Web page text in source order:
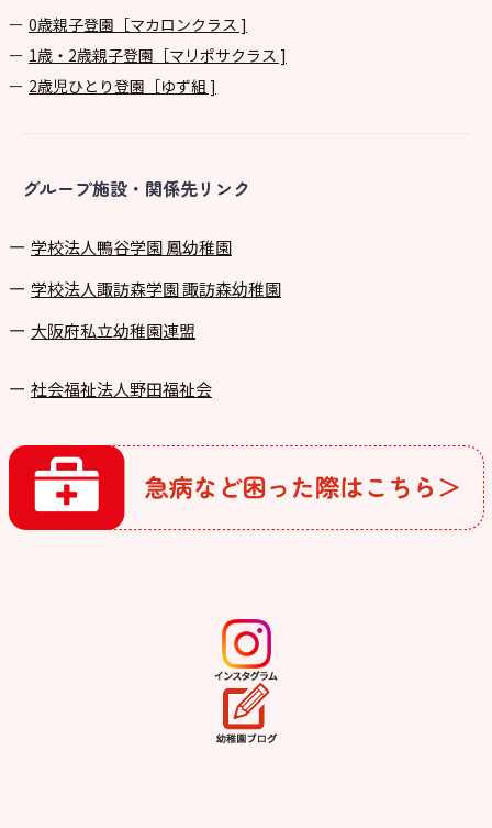
0歳親子登園［マカロンクラス ]
1歳・2歳親子登園［マリポサクラス ]
2歳児ひとり登園［ゆず組 ]
グループ施設・関係先リンク
学校法⼈鴨⾕学園 鳳幼稚園
学校法⼈諏訪森学園 諏訪森幼稚園
⼤阪府私⽴幼稚園連盟
社会福祉法人野田福祉会